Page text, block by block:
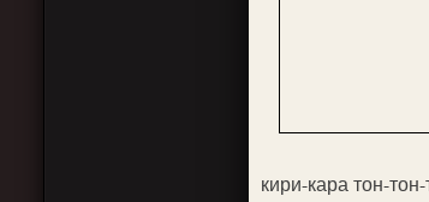
кири-кара тон-